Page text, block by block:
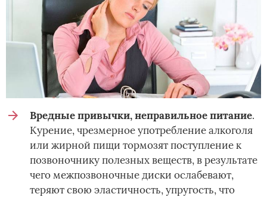
Вредные привычки, неправильное питание.
Курение, чрезмерное употребление алкоголя
или жирной пищи тормозят поступление к
позвоночнику полезных веществ, в результате
чего межпозвоночные диски ослабевают,
теряют свою эластичность, упругость, что